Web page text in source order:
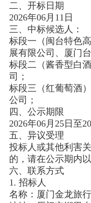
二、开标日期
2026年06月11日
三、 中标候选人：
标段一（闽台特色
展有限公司、厦门
标段二（酱香型白
司；
标段三（红葡萄酒
公司；
四、公示期限
2026年06月25日至
五、异议受理
投标人或其他利害
的，请在公示期内
六、联系方式
1. 招标人
名称：厦门金龙旅